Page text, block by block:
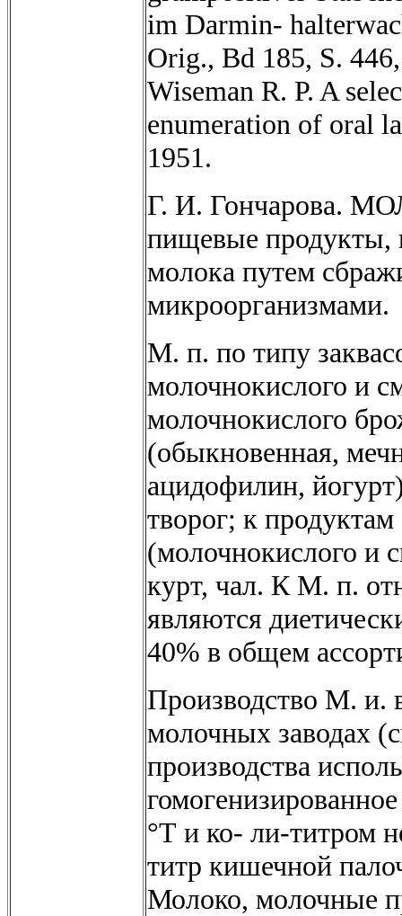
im Darmin-
Orig., Bd 185, S.
Wiseman R. P. A
enumeration of oral
1951.
Г. И.
пищевые продукты,
молока путем
микроорганизмами.
М. п. по типу
молочнокислого и
молочнокислого
(обыкновенная,
ацидофилин,
творог; к
(молочнокислого и
курт, чал. К М. п.
являются
40% в общем
Производство М. и.
молочных заводах
производства
°Т и ко- ли-титром
титр кишечной
Молоко, молочные